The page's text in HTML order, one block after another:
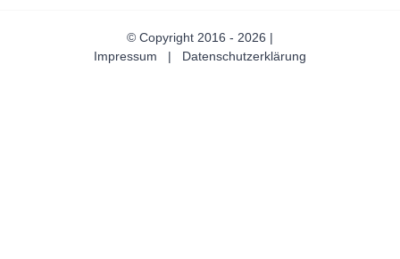
© Copyright 2016 - 2026 |
Impressum | Datenschutzerklärung